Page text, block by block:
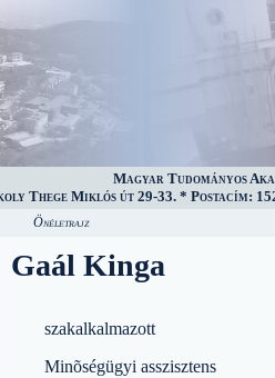
Magyar Tudományos
Thege Miklós út 29-33. * Postacím:
Önéletrajz
Gaál Kinga
szakalkalmazott
Minõségügyi asszisztens